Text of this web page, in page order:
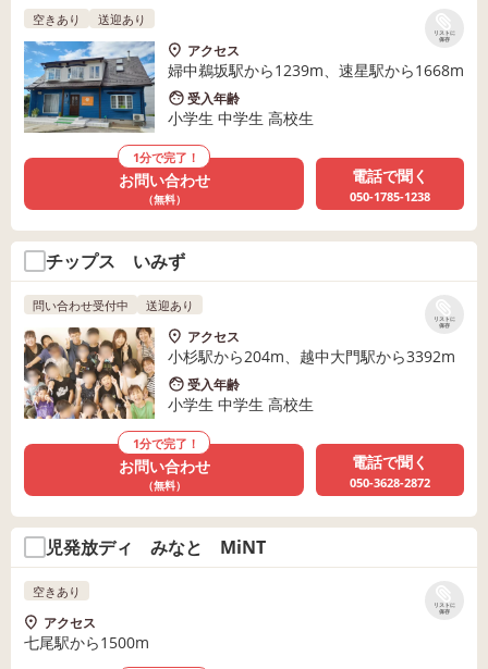
リストに
保存
空きあり 送迎あり
アクセス
婦中鵜坂駅から1239m、速星駅から1668m
受入年齢
小学生 中学生 高校生
1分で完了！
お問い合わせ
（無料）
電話で聞く
050-1785-1238
チップス いみず
リストに
保存
問い合わせ受付中 送迎あり
アクセス
小杉駅から204m、越中大門駅から3392m
受入年齢
小学生 中学生 高校生
1分で完了！
お問い合わせ
（無料）
電話で聞く
050-3628-2872
児発放ディ みなと MiNT
リストに
保存
空きあり
アクセス
七尾駅から1500m